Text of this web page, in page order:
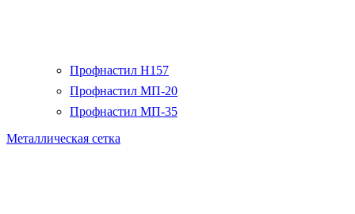
Профнастил H157
Профнастил МП-20
Профнастил МП-35
Металлическая сетка